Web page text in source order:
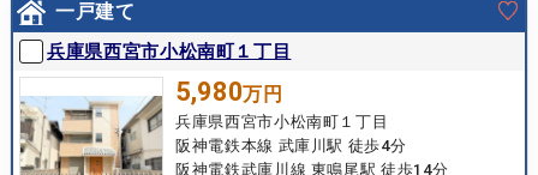
一戸建て
兵庫県西宮市小松南町１丁目
5,980万円
兵庫県西宮市小松南町１丁目
阪神電鉄本線 武庫川駅 徒歩4分
阪神電鉄武庫川線 東鳴尾駅 徒歩14分